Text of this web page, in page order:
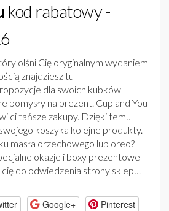
kod rabatowy -
olśni Cię oryginalnym wydaniem
znajdziesz tu
dla swoich kubków
pomysły na prezent. Cup and You
ci tańsze zakupy. Dzięki temu
koszyka kolejne produkty.
masła orzechowego lub oreo?
okazje i boxy prezentowe
do odwiedzenia strony sklepu.
Google+ Pinterest